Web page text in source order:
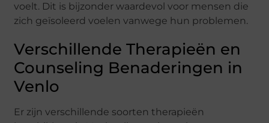
voelt. Dit is bijzonder waardevol voor mensen die
zich geïsoleerd voelen vanwege hun problemen.
Verschillende Therapieën en
Counseling Benaderingen in
Venlo
Er zijn verschillende soorten therapieën